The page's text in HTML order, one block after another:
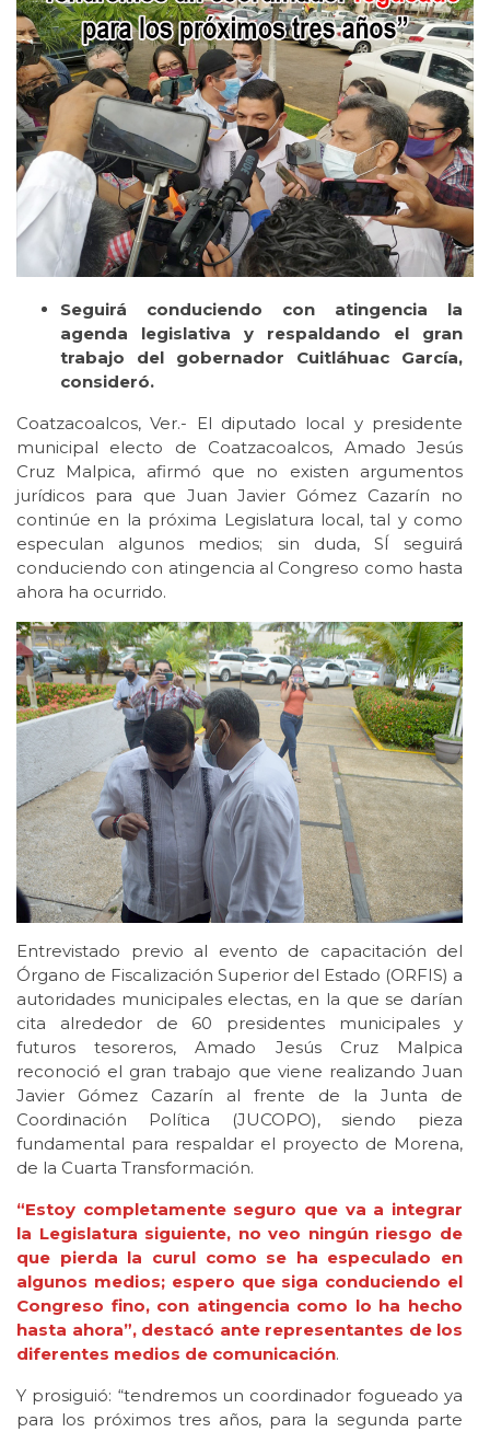
Seguirá conduciendo con atingencia la
agenda legislativa y respaldando el gran
trabajo del gobernador Cuitláhuac García,
consideró.
Coatzacoalcos, Ver.- El diputado local y presidente
municipal electo de Coatzacoalcos, Amado Jesús
Cruz Malpica, afirmó que no existen argumentos
jurídicos para que Juan Javier Gómez Cazarín no
continúe en la próxima Legislatura local, tal y como
especulan algunos medios; sin duda, SÍ seguirá
conduciendo con atingencia al Congreso como hasta
ahora ha ocurrido.
Entrevistado previo al evento de capacitación del
Órgano de Fiscalización Superior del Estado (ORFIS) a
autoridades municipales electas, en la que se darían
cita alrededor de 60 presidentes municipales y
futuros tesoreros, Amado Jesús Cruz Malpica
reconoció el gran trabajo que viene realizando Juan
Javier Gómez Cazarín al frente de la Junta de
Coordinación Política (JUCOPO), siendo pieza
fundamental para respaldar el proyecto de Morena,
de la Cuarta Transformación.
“Estoy completamente seguro que va a integrar
la Legislatura siguiente, no veo ningún riesgo de
que pierda la curul como se ha especulado en
algunos medios; espero que siga conduciendo el
Congreso fino, con atingencia como lo ha hecho
hasta ahora”, destacó ante representantes de los
diferentes medios de comunicación.
Y prosiguió: “tendremos un coordinador fogueado ya
para los próximos tres años, para la segunda parte